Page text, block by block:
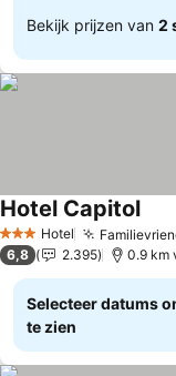
Bekijk prijzen van 2
3 SterrenHotel
Hotel Capitol
6,8 2.395 0.9 km
Selecteer datums
te zien